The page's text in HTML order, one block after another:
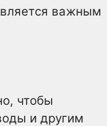
важным
чтобы
и другим